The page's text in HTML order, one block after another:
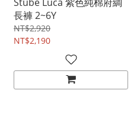
長褲 2~6Y
NT$2,920
NT$2,190